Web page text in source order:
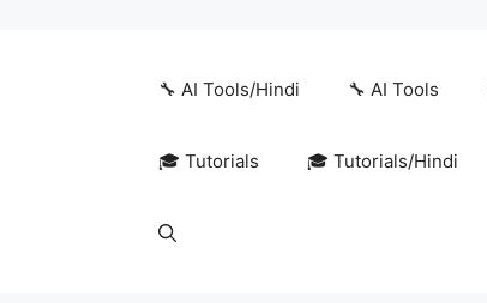
🔧 AI Tools/Hindi 🔧 AI Tools
🎓 Tutorials 🎓 Tutorials/Hindi